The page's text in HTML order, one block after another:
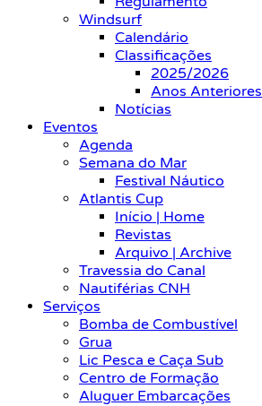
Windsurf
Calendário
Classificações
2025/2026
Anos Anteriores
Notícias
Eventos
Agenda
Semana do Mar
Festival Náutico
Atlantis Cup
Início | Home
Revistas
Arquivo | Archive
Travessia do Canal
Nautiférias CNH
Serviços
Bomba de Combustível
Grua
Lic Pesca e Caça Sub
Centro de Formação
Aluguer Embarcações